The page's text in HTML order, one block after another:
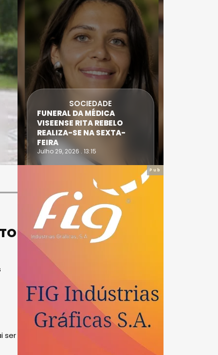
ser
SOCIEDADE
FUNERAL DA MÉDICA
VISEENSE RITA REBELO
REALIZA-SE NA SEXTA-
FEIRA
Julho 29, 2026 . 13:15
Pub